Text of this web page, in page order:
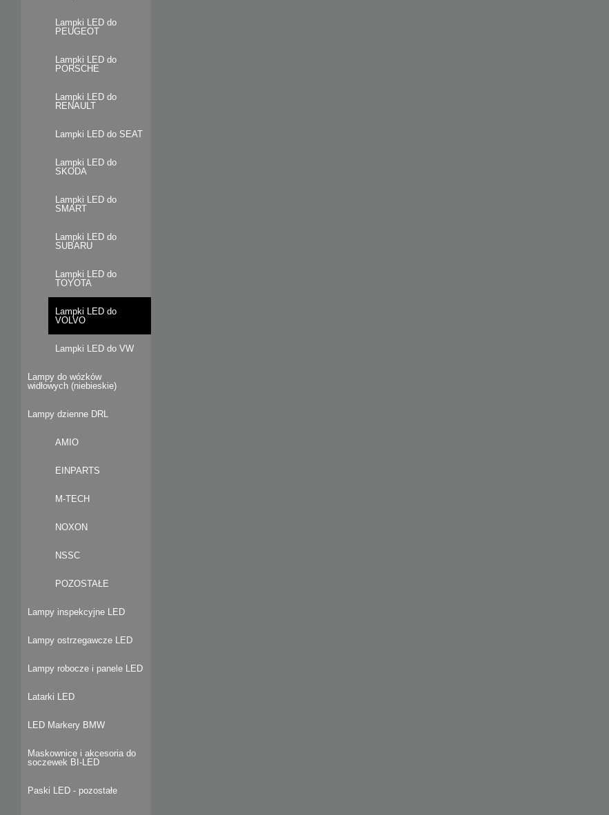
Lampki LED do
PEUGEOT
Lampki LED do
PORSCHE
Lampki LED do
RENAULT
Lampki LED do SEAT
Lampki LED do
SKODA
Lampki LED do
SMART
Lampki LED do
SUBARU
Lampki LED do
TOYOTA
Lampki LED do
VOLVO
Lampki LED do VW
Lampy do wózków
widłowych (niebieskie)
Lampy dzienne DRL
AMIO
EINPARTS
M-TECH
NOXON
NSSC
POZOSTAŁE
Lampy inspekcyjne LED
Lampy ostrzegawcze LED
Lampy robocze i panele LED
Latarki LED
LED Markery BMW
Maskownice i akcesoria do
soczewek BI-LED
Paski LED - pozostałe